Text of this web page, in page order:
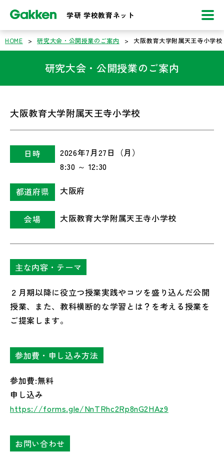
学研 学校教育ネット
HOME > 研究大会・公開授業のご案内 > 大阪教育大学附属天王寺小学校
研究大会・公開授業のご案内
大阪教育大学附属天王寺小学校
日時
2026年7月27日（月）
8:30 ～ 12:30
都道府県 大阪府
会場 大阪教育大学附属天王寺小学校
主な内容・テーマ
２月期以降に役立つ授業実践やコツを盛り込んだ公開
授業、また、教科横断的な学習とは？を考える授業を
ご提案します。
参加費・申し込み方法
参加費:無料
申し込み
https://forms.gle/NnTRhc2Rp8nG2HAz9
お問い合わせ